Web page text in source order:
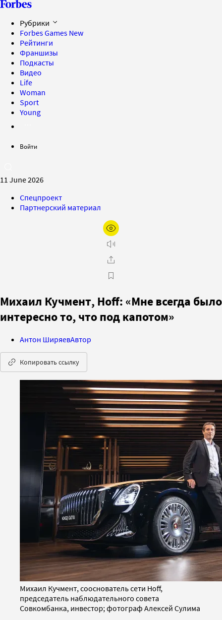
Рубрики
Forbes Games New
Рейтинги
Франшизы
Подкасты
Видео
Life
Woman
Sport
Young
Войти
11 June 2026
Спецпроект
Партнерский материал
Михаил Кучмент, Hoff: «Мне всегда было
интересно то, что под капотом»
Антон ШиряевАвтор
Копировать ссылку
Михаил Кучмент, сооснователь сети Hoff,
председатель наблюдательного совета
Совкомбанка, инвестор; фотограф Алексей Сулима